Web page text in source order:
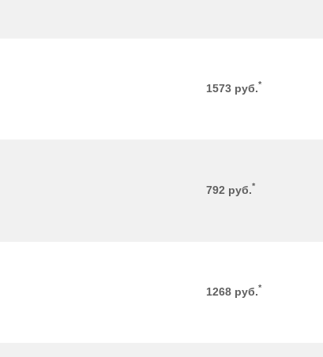
1573 руб.*
792 руб.*
1268 руб.*